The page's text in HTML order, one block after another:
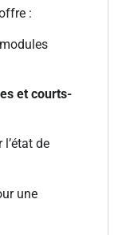
:
et courts-
de
une